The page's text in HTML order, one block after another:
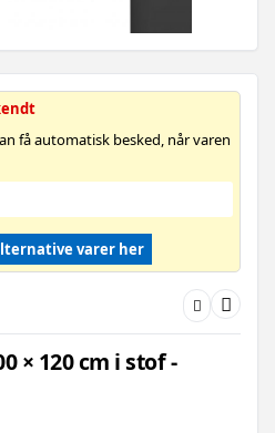
få automatisk besked, når varen
varer her
× 120 cm i stof -